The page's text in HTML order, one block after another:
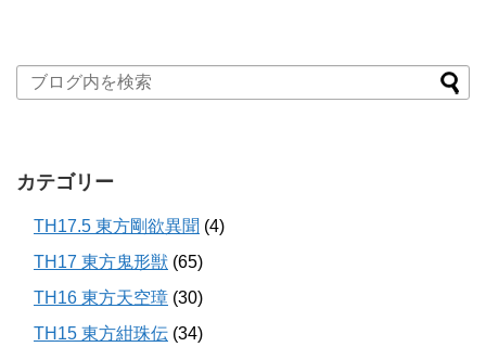
カテゴリー
TH17.5 東方剛欲異聞 (4)
TH17 東方鬼形獣 (65)
TH16 東方天空璋 (30)
TH15 東方紺珠伝 (34)